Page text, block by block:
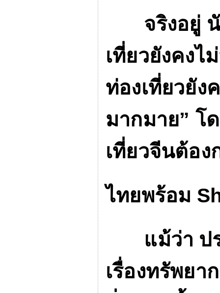
จริงอยู่ นัก
เที่ยวยังคง
ท่องเที่ยวยัง
มากมาย” โ
เที่ยวจีนต้อ
ไทยพร้อม
แม้ว่า ประ
เรื่องทรัพย